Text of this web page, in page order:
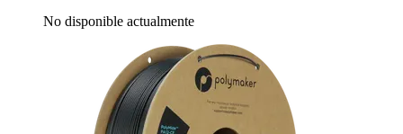
No disponible actualmente